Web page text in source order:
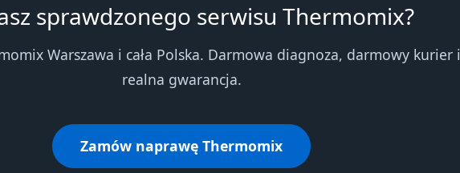
sprawdzonego serwisu Thermomix?
Warszawa i cała Polska. Darmowa diagnoza, darmowy kurier i
realna gwarancja.
Zamów naprawę Thermomix